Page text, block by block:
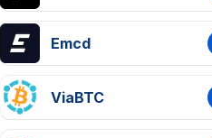
Emcd
ViaBTC